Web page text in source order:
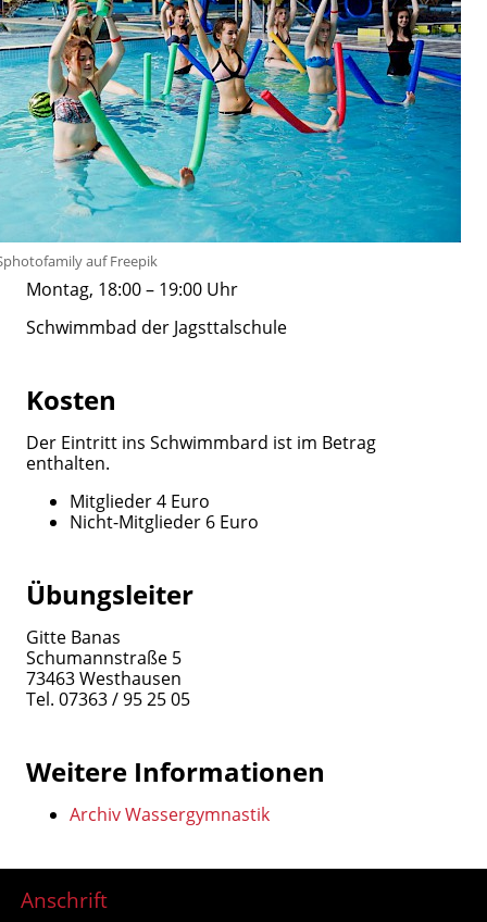
auf Freepik
Montag, 18:00 – 19:00 Uhr
Schwimmbad der Jagsttalschule
Kosten
Der Eintritt ins Schwimmbard ist im Betrag
enthalten.
Mitglieder 4 Euro
Nicht-Mitglieder 6 Euro
Übungsleiter
Gitte Banas
Schumannstraße 5
73463 Westhausen
Tel. 07363 / 95 25 05
Weitere Informationen
Archiv Wassergymnastik
Anschrift